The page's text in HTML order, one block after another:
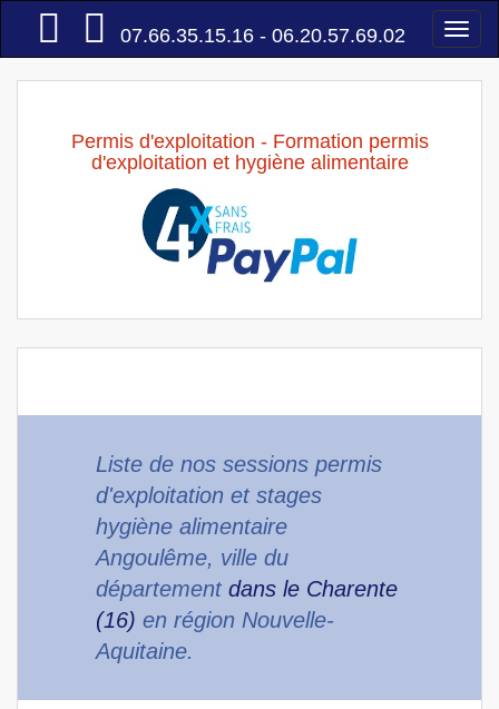
Accueil
07.66.35.15.16 - 06.20.57.69.02
Permis d'exploitation - Formation permis
d'exploitation et hygiène alimentaire
Liste de nos sessions permis
d'exploitation et stages
hygiène alimentaire
Angoulême, ville du
département dans le Charente
(16) en région Nouvelle-
Aquitaine.